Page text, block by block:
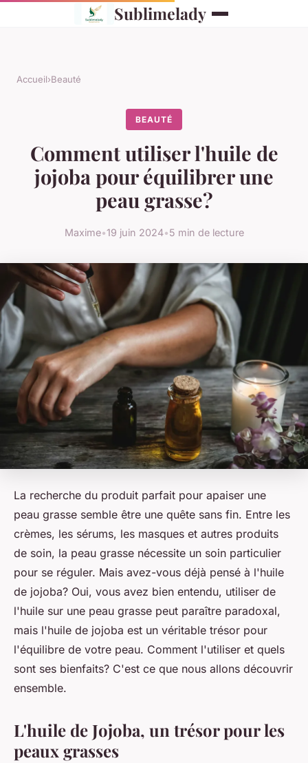
Sublimelady
Accueil›Beauté
BEAUTÉ
Comment utiliser l'huile de
jojoba pour équilibrer une
peau grasse?
Maxime•19 juin 2024•5 min de lecture
La recherche du produit parfait pour apaiser une
peau grasse semble être une quête sans fin. Entre les
crèmes, les sérums, les masques et autres produits
de soin, la peau grasse nécessite un soin particulier
pour se réguler. Mais avez-vous déjà pensé à l'huile
de jojoba? Oui, vous avez bien entendu, utiliser de
l'huile sur une peau grasse peut paraître paradoxal,
mais l'huile de jojoba est un véritable trésor pour
l'équilibre de votre peau. Comment l'utiliser et quels
sont ses bienfaits? C'est ce que nous allons découvrir
ensemble.
L'huile de Jojoba, un trésor pour les
peaux grasses